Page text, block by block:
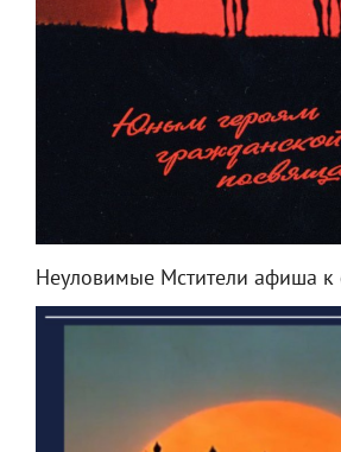
Неуловимые Мстители афиша к